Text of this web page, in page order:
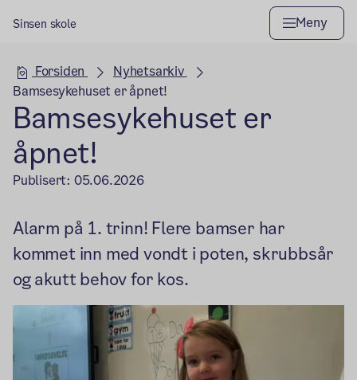
Sinsen skole Meny
Hovedseksjon
Forsiden
Nyhetsarkiv
Bamsesykehuset er åpnet!
Bamsesykehuset er
åpnet!
Publisert: 05.06.2026
Alarm på 1. trinn! Flere bamser har
kommet inn med vondt i poten, skrubbsår
og akutt behov for kos.